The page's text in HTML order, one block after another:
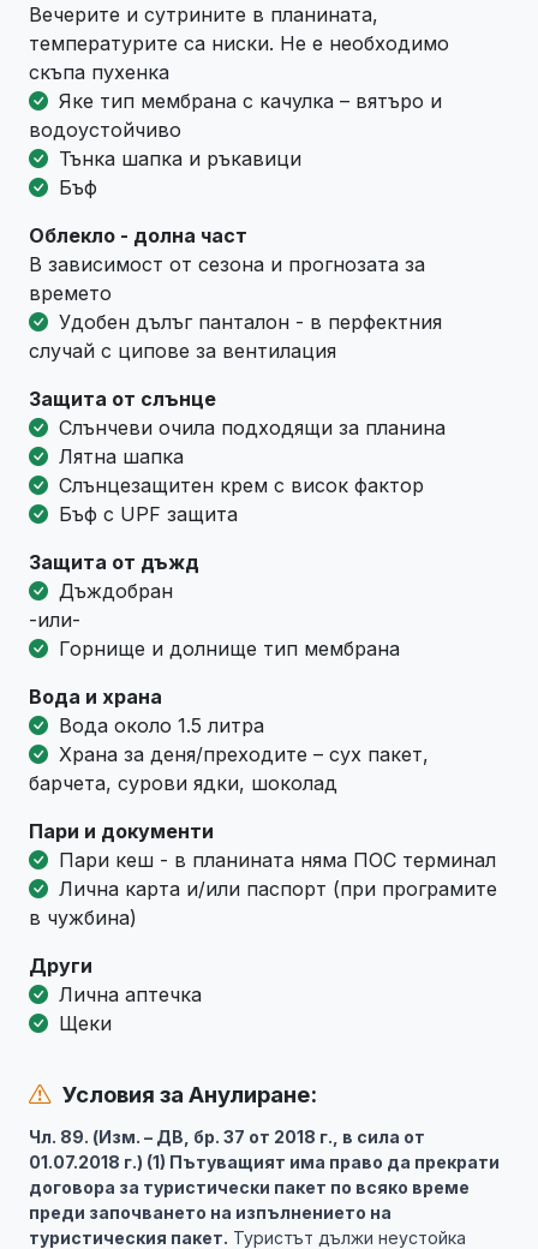
Вечерите и сутрините в планината,
температурите са ниски. Не е необходимо
скъпа пухенка
Яке тип мембрана с качулка – вятъро и
водоустойчиво
Тънка шапка и ръкавици
Бъф
Облекло - долна част
В зависимост от сезона и прогнозата за
времето
Удобен дълъг панталон - в перфектния
случай с ципове за вентилация
Защита от слънце
Слънчеви очила подходящи за планина
Лятна шапка
Слънцезащитен крем с висок фактор
Бъф с UPF защита
Защита от дъжд
Дъждобран
-или-
Горнище и долнище тип мембрана
Вода и храна
Вода около 1.5 литра
Храна за деня/преходите – сух пакет,
барчета, сурови ядки, шоколад
Пари и документи
Пари кеш - в планината няма ПОС терминал
Лична карта и/или паспорт (при програмите
в чужбина)
Други
Лична аптечка
Щеки
Условия за Анулиране:
Чл. 89. (Изм. – ДВ, бр. 37 от 2018 г., в сила от
01.07.2018 г.) (1) Пътуващият има право да прекрати
договора за туристически пакет по всяко време
преди започването на изпълнението на
туристическия пакет. Туристът дължи неустойка